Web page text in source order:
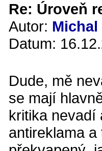
Re: Úroveň
Autor:
Datum:
Dude, mě
se mají
kritika nevadí
antireklama